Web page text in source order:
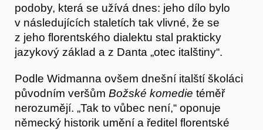
podoby, která se užívá dnes: jeho dílo bylo
v následujících staletích tak vlivné, že se
z jeho florentského dialektu stal prakticky
jazykový základ a z Danta „otec italštiny“.
Podle Widmanna ovšem dnešní italští školáci
původním veršům Božské komedie téměř
nerozumějí. „Tak to vůbec není,“ oponuje
německý historik umění a ředitel florentské